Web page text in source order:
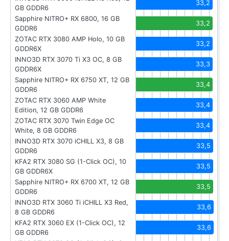
GB GDDR6
33,2
Sapphire NITRO+ RX 6800, 16 GB
GDDR6
33,2
ZOTAC RTX 3080 AMP Holo, 10 GB
GDDR6X
33,2
INNO3D RTX 3070 Ti X3 OC, 8 GB
GDDR6X
33,3
Sapphire NITRO+ RX 6750 XT, 12 GB
GDDR6
33,4
ZOTAC RTX 3060 AMP White
Edition, 12 GB GDDR6
33,4
ZOTAC RTX 3070 Twin Edge OC
White, 8 GB GDDR6
33,4
INNO3D RTX 3070 iCHILL X3, 8 GB
GDDR6
33,5
KFA2 RTX 3080 SG (1-Click OC), 10
GB GDDR6X
33,5
Sapphire NITRO+ RX 6700 XT, 12 GB
GDDR6
33,5
INNO3D RTX 3060 Ti iCHILL X3 Red,
8 GB GDDR6
33,6
KFA2 RTX 3060 EX (1-Click OC), 12
GB GDDR6
33,6